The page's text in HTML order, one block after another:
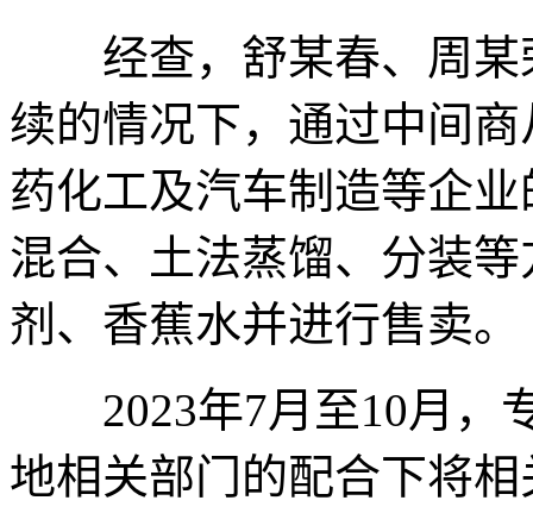
经查，舒某春、周某
续的情况下，通过中间
药化工及汽车制造等企
混合、土法蒸馏、分装
剂、香蕉水并进行售卖。
2023年7月至10月，
地相关部门的配合下将